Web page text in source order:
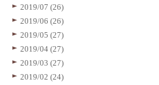
2019/07 (26)
2019/06 (26)
2019/05 (27)
2019/04 (27)
2019/03 (27)
2019/02 (24)